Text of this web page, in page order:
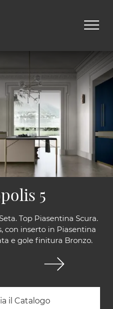
Top Piasentina Scura.
con inserto in Piasentina
e gole finitura Bronzo.
il Catalogo
5